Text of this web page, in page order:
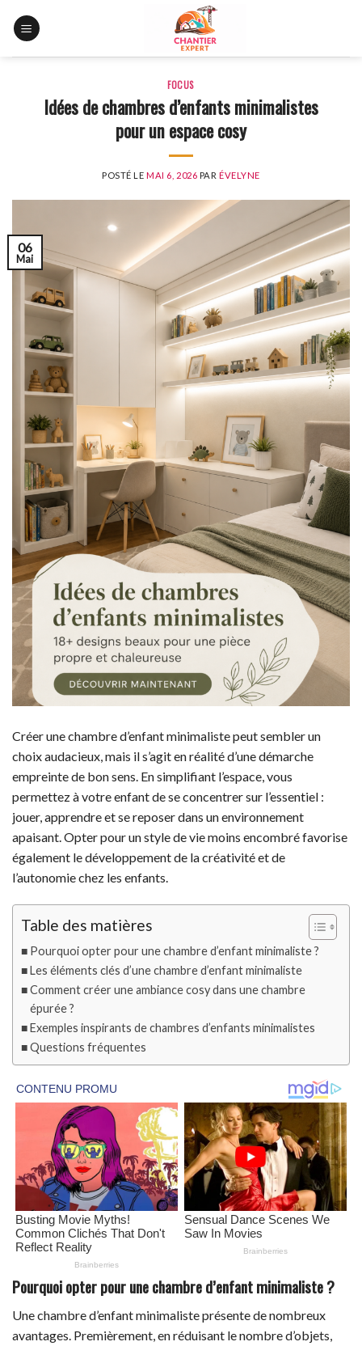
FOCUS
Idées de chambres d’enfants minimalistes
pour un espace cosy
POSTÉ LEMAI 6, 2026 PARÉVELYNE
06
Mai
Créer une chambre d’enfant minimaliste peut sembler un
choix audacieux, mais il s’agit en réalité d’une démarche
empreinte de bon sens. En simplifiant l’espace, vous
permettez à votre enfant de se concentrer sur l’essentiel :
jouer, apprendre et se reposer dans un environnement
apaisant. Opter pour un style de vie moins encombré favorise
également le développement de la créativité et de
l’autonomie chez les enfants.
Table des matières
Pourquoi opter pour une chambre d’enfant minimaliste ?
Les éléments clés d’une chambre d’enfant minimaliste
Comment créer une ambiance cosy dans une chambre
épurée ?
Exemples inspirants de chambres d’enfants minimalistes
Questions fréquentes
Pourquoi opter pour une chambre d’enfant minimaliste ?
Une chambre d’enfant minimaliste présente de nombreux
avantages. Premièrement, en réduisant le nombre d’objets,